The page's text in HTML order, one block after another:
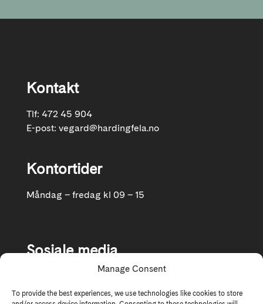
Manage Consent
To provide the best experiences, we use technologies like cookies to store
Kontakt
Tlf: 472 45 904
E-post: vegard@hardingfela.no
Kontortider
Måndag – fredag kl 09 – 15
Sosiale media
Følg oss gjerne på Facebook og Instagram